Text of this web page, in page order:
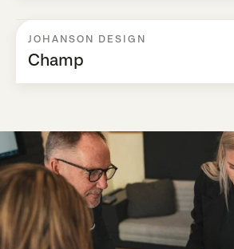
JOHANSON DESIGN
Champ